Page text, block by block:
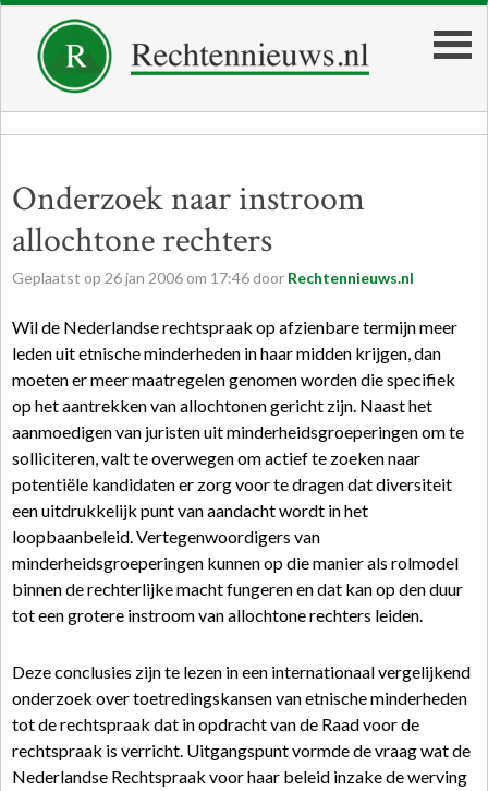
Onderzoek naar instroom
allochtone rechters
Geplaatst op 26jan 2006 om 17:46 door Rechtennieuws.nl
Wil de Nederlandse rechtspraak op afzienbare termijn meer
leden uit etnische minderheden in haar midden krijgen, dan
moeten er meer maatregelen genomen worden die specifiek
op het aantrekken van allochtonen gericht zijn. Naast het
aanmoedigen van juristen uit minderheidsgroeperingen om te
solliciteren, valt te overwegen om actief te zoeken naar
potentiële kandidaten er zorg voor te dragen dat diversiteit
een uitdrukkelijk punt van aandacht wordt in het
loopbaanbeleid. Vertegenwoordigers van
minderheidsgroeperingen kunnen op die manier als rolmodel
binnen de rechterlijke macht fungeren en dat kan op den duur
tot een grotere instroom van allochtone rechters leiden.
Deze conclusies zijn te lezen in een internationaal vergelijkend
onderzoek over toetredingskansen van etnische minderheden
tot de rechtspraak dat in opdracht van de Raad voor de
rechtspraak is verricht. Uitgangspunt vormde de vraag wat de
Nederlandse Rechtspraak voor haar beleid inzake de werving